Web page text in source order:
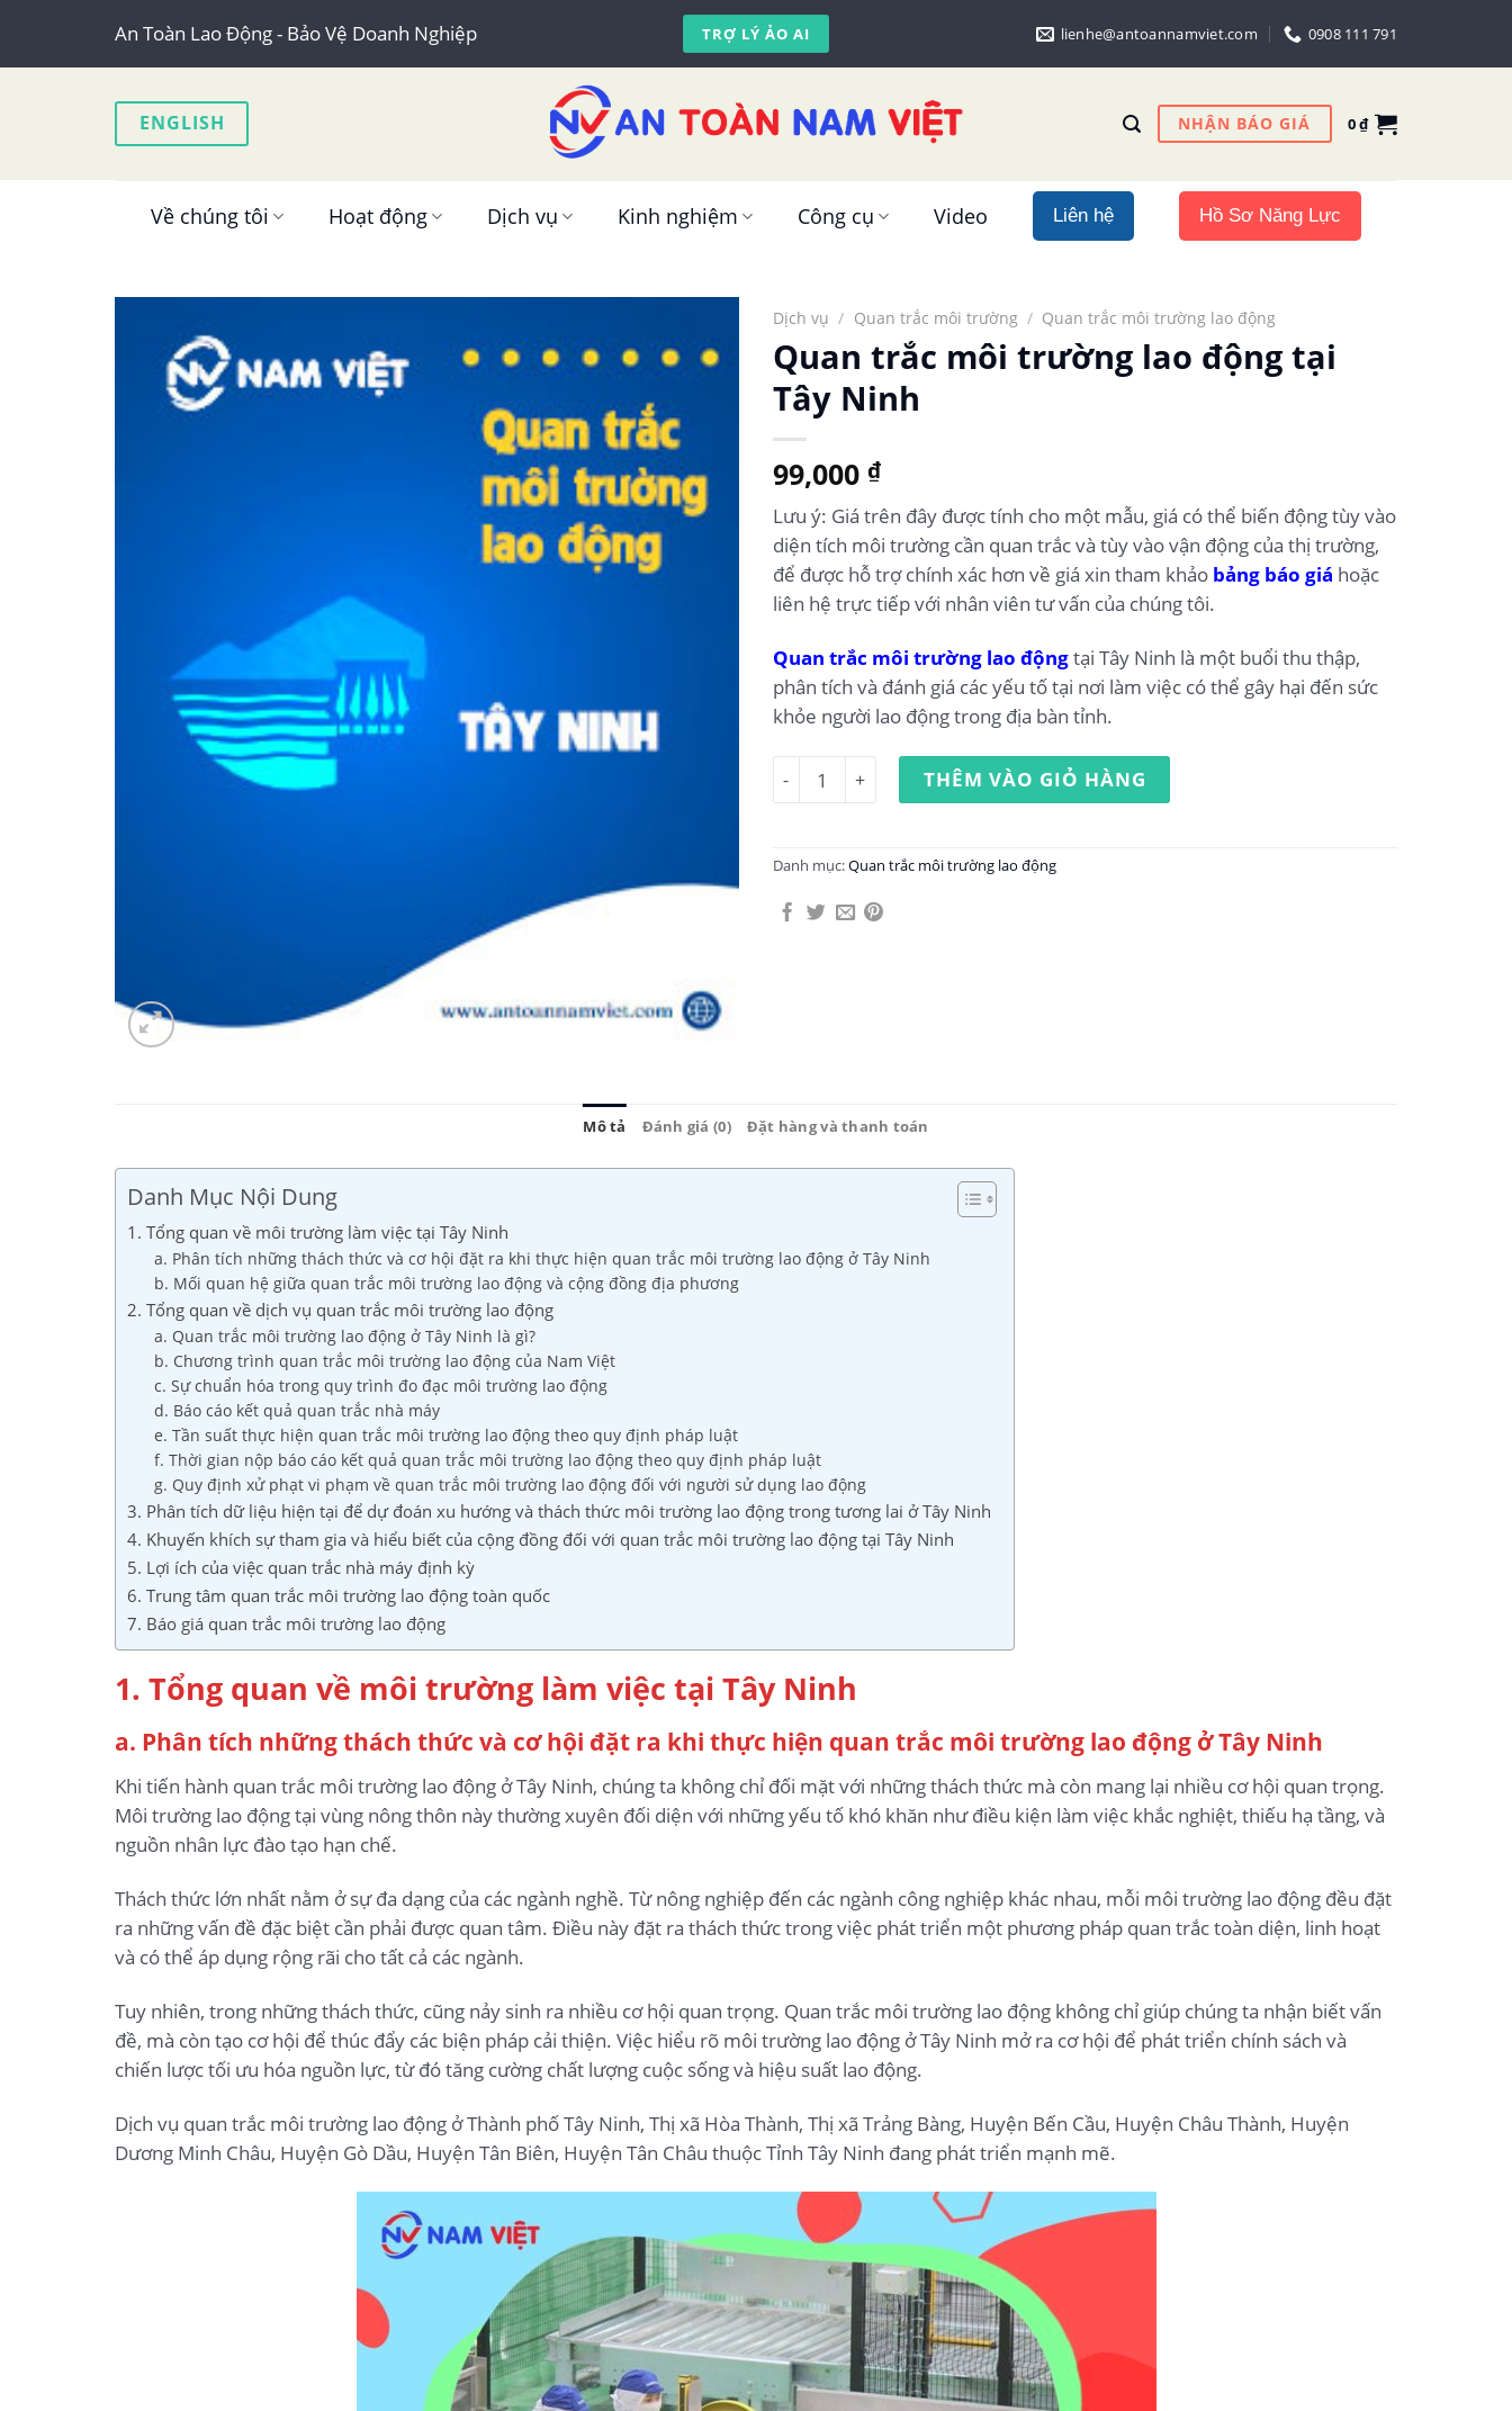
content
An Toàn Lao Động - Bảo Vệ Doanh Nghiệp TRỢ LÝ ẢO AI lienhe@antoannamviet.com 0908 111 791
ENGLISH NHẬN BÁO GIÁ 0₫
Về chúng tôi Hoạt động Dịch vụ Kinh nghiệm Công cụ Video Liên hệ Hồ Sơ Năng Lực
Dịch vụ / Quan trắc môi trường / Quan trắc môi trường lao động
Quan trắc môi trường lao động tại
Tây Ninh
99,000 ₫
Lưu ý: Giá trên đây được tính cho một mẫu, giá có thể biến động tùy vào
diện tích môi trường cần quan trắc và tùy vào vận động của thị trường,
để được hỗ trợ chính xác hơn về giá xin tham khảo bảng báo giá hoặc
liên hệ trực tiếp với nhân viên tư vấn của chúng tôi.
Quan trắc môi trường lao độngtại Tây Ninh là một buổi thu thập,
phân tích và đánh giá các yếu tố tại nơi làm việc có thể gây hại đến sức
khỏe người lao động trong địa bàn tỉnh.
Quan trắc môi trường lao động tại Tây Ninh số lượng
THÊM VÀO GIỎ HÀNG
Danh mục:Quan trắc môi trường lao động
Mô tả Đánh giá (0) Đặt hàng và thanh toán
Danh Mục Nội Dung
1. Tổng quan về môi trường làm việc tại Tây Ninh
a. Phân tích những thách thức và cơ hội đặt ra khi thực hiện quan trắc môi trường lao động ở Tây Ninh
b. Mối quan hệ giữa quan trắc môi trường lao động và cộng đồng địa phương
2. Tổng quan về dịch vụ quan trắc môi trường lao động
a. Quan trắc môi trường lao động ở Tây Ninh là gì?
b. Chương trình quan trắc môi trường lao động của Nam Việt
c. Sự chuẩn hóa trong quy trình đo đạc môi trường lao động
d. Báo cáo kết quả quan trắc nhà máy
e. Tần suất thực hiện quan trắc môi trường lao động theo quy định pháp luật
f. Thời gian nộp báo cáo kết quả quan trắc môi trường lao động theo quy định pháp luật
g. Quy định xử phạt vi phạm về quan trắc môi trường lao động đối với người sử dụng lao động
3. Phân tích dữ liệu hiện tại để dự đoán xu hướng và thách thức môi trường lao động trong tương lai ở Tây Ninh
4. Khuyến khích sự tham gia và hiểu biết của cộng đồng đối với quan trắc môi trường lao động tại Tây Ninh
5. Lợi ích của việc quan trắc nhà máy định kỳ
6. Trung tâm quan trắc môi trường lao động toàn quốc
7. Báo giá quan trắc môi trường lao động
1. Tổng quan về môi trường làm việc tại Tây Ninh
a. Phân tích những thách thức và cơ hội đặt ra khi thực hiện quan trắc môi trường lao động ở Tây Ninh
Khi tiến hành quan trắc môi trường lao động ở Tây Ninh, chúng ta không chỉ đối mặt với những thách thức mà còn mang lại nhiều cơ hội quan trọng.
Môi trường lao động tại vùng nông thôn này thường xuyên đối diện với những yếu tố khó khăn như điều kiện làm việc khắc nghiệt, thiếu hạ tầng, và
nguồn nhân lực đào tạo hạn chế.
Thách thức lớn nhất nằm ở sự đa dạng của các ngành nghề. Từ nông nghiệp đến các ngành công nghiệp khác nhau, mỗi môi trường lao động đều đặt
ra những vấn đề đặc biệt cần phải được quan tâm. Điều này đặt ra thách thức trong việc phát triển một phương pháp quan trắc toàn diện, linh hoạt
và có thể áp dụng rộng rãi cho tất cả các ngành.
Tuy nhiên, trong những thách thức, cũng nảy sinh ra nhiều cơ hội quan trọng. Quan trắc môi trường lao động không chỉ giúp chúng ta nhận biết vấn
đề, mà còn tạo cơ hội để thúc đẩy các biện pháp cải thiện. Việc hiểu rõ môi trường lao động ở Tây Ninh mở ra cơ hội để phát triển chính sách và
chiến lược tối ưu hóa nguồn lực, từ đó tăng cường chất lượng cuộc sống và hiệu suất lao động.
Dịch vụ quan trắc môi trường lao động ở Thành phố Tây Ninh, Thị xã Hòa Thành, Thị xã Trảng Bàng, Huyện Bến Cầu, Huyện Châu Thành, Huyện
Dương Minh Châu, Huyện Gò Dầu, Huyện Tân Biên, Huyện Tân Châu thuộc Tỉnh Tây Ninh đang phát triển mạnh mẽ.